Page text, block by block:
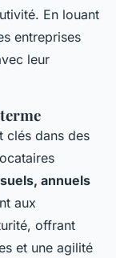
En louant
entreprises
leur
clés dans des
annuels
aux
offrant
et une agilité